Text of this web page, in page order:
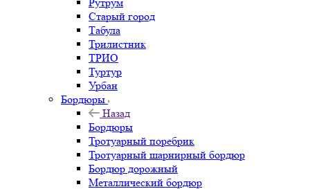
Старый город
Табула
Трилистник
ТРИО
Туртур
Урбан
Бордюры
Назад
Бордюры
Тротуарный поребрик
Тротуарный шарнирный бордюр
Бордюр дорожный
Металлический бордюр